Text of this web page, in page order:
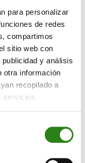
para personalizar
de redes
compartimos
sitio web con
y análisis
otra información
recopilado a
servicios.
rendimientos del
la preocupación
ya que los
de que la Fed
sus medidas de
subida de tipos
que han
en futuras
desde sus
de que el informe
indicara que las